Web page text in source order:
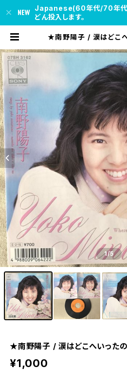
Japanese(60年代/70年代
どん投入します。
★南野陽子 / 涙はどこ
1/5
★南野陽子 / 涙はどこへいったの
¥1,000